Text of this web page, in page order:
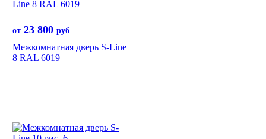
от 23 800 руб
Межкомнатная дверь S-Line
8 RAL 6019